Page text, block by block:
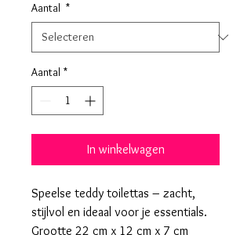
Aantal *
Aantal *
In winkelwagen
Speelse teddy toilettas – zacht,
stijlvol en ideaal voor je essentials.
Grootte 22 cm x 12 cm x 7 cm